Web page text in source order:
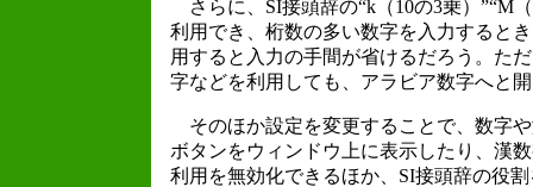
さらに、SI接頭辞の“k（10の3乗）”“M
利用でき、桁数の多い数字を入力すると
用すると入力の手間が省けるだろう。た
字などを利用しても、アラビア数字へと
そのほか設定を変更することで、数字
ボタンをウィンドウ上に表示したり、漢
利用を無効化できるほか、SI接頭辞の役